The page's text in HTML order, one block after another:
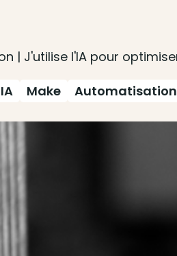
| J'utilise l'IA pour
IA Make Automatisation